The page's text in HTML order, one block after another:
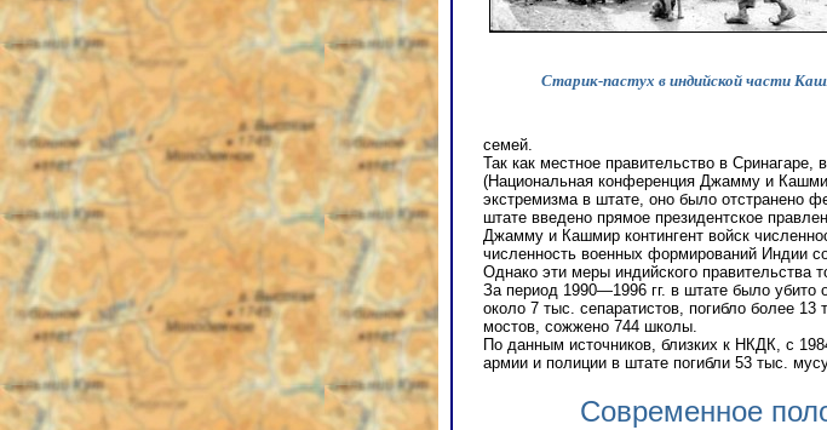
Старик-пастух в индийской части
семей.
Так как местное правительство в
(Национальная конференция Джамму и
экстремизма в штате, оно было отстранено
штате введено прямое президентское
Джамму и Кашмир контингент войск
численность военных формирований Индии
Однако эти меры индийского правительства
За период 1990—1996 гг. в штате было убито
около 7 тыс. сепаратистов, погибло более
мостов, сожжено 744 школы.
По данным источников, близких к НКДК, с
армии и полиции в штате погибли 53 тыс.
Современное